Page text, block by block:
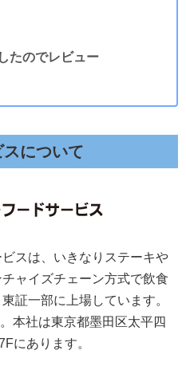
たのでレビュー
について
スは、いきなりステーキや
ャイズチェーン方式で飲食
証一部に上場しています。
本社は東京都墨田区太平四
にあります。